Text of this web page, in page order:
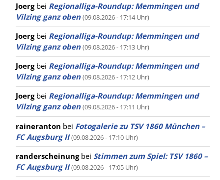
Joergbei Regionalliga-Roundup: Memmingen und
Vilzing ganz oben (09.08.2026 - 17:14 Uhr)
Joergbei Regionalliga-Roundup: Memmingen und
Vilzing ganz oben (09.08.2026 - 17:13 Uhr)
Joergbei Regionalliga-Roundup: Memmingen und
Vilzing ganz oben (09.08.2026 - 17:12 Uhr)
Joergbei Regionalliga-Roundup: Memmingen und
Vilzing ganz oben (09.08.2026 - 17:11 Uhr)
raineranton bei Fotogalerie zu TSV 1860 München –
FC Augsburg II (09.08.2026 - 17:10 Uhr)
randerscheinungbei Stimmen zum Spiel: TSV 1860 –
FC Augsburg II (09.08.2026 - 17:05 Uhr)